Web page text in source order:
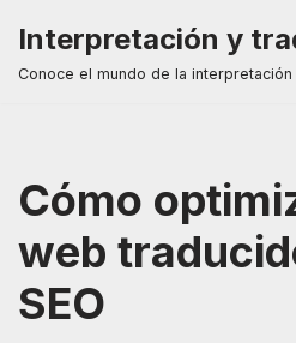
Saltar
Interpretación y
Conoce el mundo de la interpretación
Cómo
web
SEO